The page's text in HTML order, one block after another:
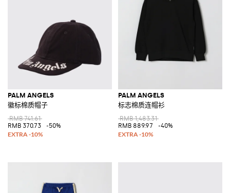
PALM ANGELS
徽标棉质帽子
RMB 741.61
RMB 370.73
-50%
PALM ANGELS
标志棉质连帽衫
RMB 1,483.31
RMB 889.97
-40%